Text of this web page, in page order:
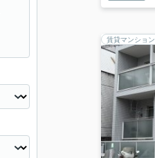
賃貸マンション